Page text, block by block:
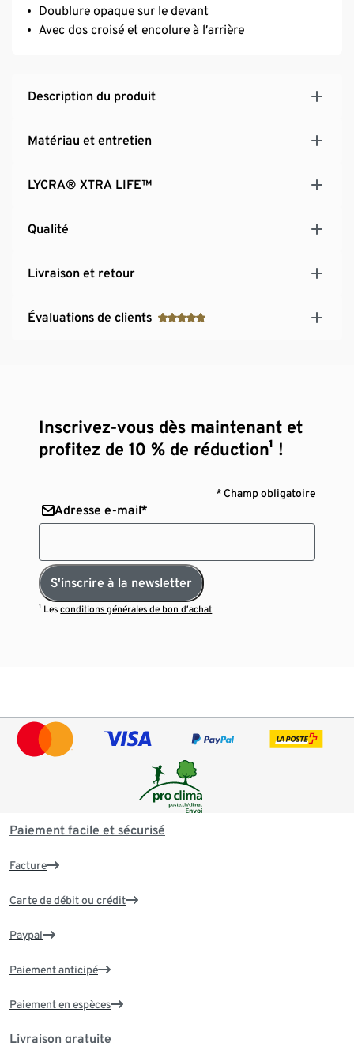
Doublure opaque sur le devant
Avec dos croisé et encolure à l’arrière
Description du produit
Matériau et entretien
LYCRA® XTRA LIFE™
Qualité
Livraison et retour
Évaluations de clients
Inscrivez-vous dès maintenant et
profitez de 10 % de réduction¹ !
* Champ obligatoire
Adresse e-mail*
S'inscrire à la newsletter
¹ Lesconditions générales de bon d’achat
Paiement facile et sécurisé
Facture
Carte de débit ou crédit
Paypal
Paiement anticipé
Paiement en espèces
Livraison gratuite